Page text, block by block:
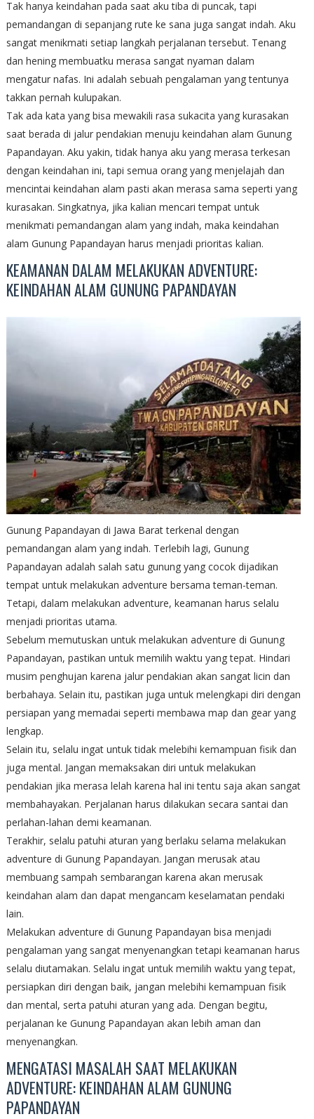
Tak hanya keindahan pada saat aku tiba di puncak, tapi
pemandangan di sepanjang rute ke sana juga sangat indah. Aku
sangat menikmati setiap langkah perjalanan tersebut. Tenang
dan hening membuatku merasa sangat nyaman dalam
mengatur nafas. Ini adalah sebuah pengalaman yang tentunya
takkan pernah kulupakan.
Tak ada kata yang bisa mewakili rasa sukacita yang kurasakan
saat berada di jalur pendakian menuju keindahan alam Gunung
Papandayan. Aku yakin, tidak hanya aku yang merasa terkesan
dengan keindahan ini, tapi semua orang yang menjelajah dan
mencintai keindahan alam pasti akan merasa sama seperti yang
kurasakan. Singkatnya, jika kalian mencari tempat untuk
menikmati pemandangan alam yang indah, maka keindahan
alam Gunung Papandayan harus menjadi prioritas kalian.
KEAMANAN DALAM MELAKUKAN ADVENTURE:
KEINDAHAN ALAM GUNUNG PAPANDAYAN
Gunung Papandayan di Jawa Barat terkenal dengan
pemandangan alam yang indah. Terlebih lagi, Gunung
Papandayan adalah salah satu gunung yang cocok dijadikan
tempat untuk melakukan adventure bersama teman-teman.
Tetapi, dalam melakukan adventure, keamanan harus selalu
menjadi prioritas utama.
Sebelum memutuskan untuk melakukan adventure di Gunung
Papandayan, pastikan untuk memilih waktu yang tepat. Hindari
musim penghujan karena jalur pendakian akan sangat licin dan
berbahaya. Selain itu, pastikan juga untuk melengkapi diri dengan
persiapan yang memadai seperti membawa map dan gear yang
lengkap.
Selain itu, selalu ingat untuk tidak melebihi kemampuan fisik dan
juga mental. Jangan memaksakan diri untuk melakukan
pendakian jika merasa lelah karena hal ini tentu saja akan sangat
membahayakan. Perjalanan harus dilakukan secara santai dan
perlahan-lahan demi keamanan.
Terakhir, selalu patuhi aturan yang berlaku selama melakukan
adventure di Gunung Papandayan. Jangan merusak atau
membuang sampah sembarangan karena akan merusak
keindahan alam dan dapat mengancam keselamatan pendaki
lain.
Melakukan adventure di Gunung Papandayan bisa menjadi
pengalaman yang sangat menyenangkan tetapi keamanan harus
selalu diutamakan. Selalu ingat untuk memilih waktu yang tepat,
persiapkan diri dengan baik, jangan melebihi kemampuan fisik
dan mental, serta patuhi aturan yang ada. Dengan begitu,
perjalanan ke Gunung Papandayan akan lebih aman dan
menyenangkan.
MENGATASI MASALAH SAAT MELAKUKAN
ADVENTURE: KEINDAHAN ALAM GUNUNG
PAPANDAYAN